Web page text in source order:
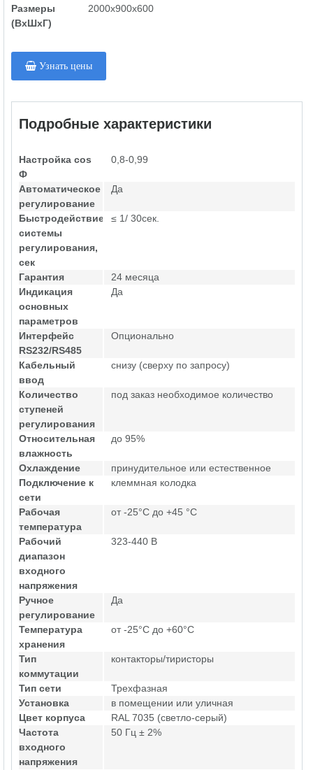
Размеры
(ВхШхГ)
2000х900х600
Узнать цены
Подробные характеристики
Настройка cos
Ф
0,8-0,99
Автоматическое
регулирование
Да
Быстродействие
системы
регулирования,
сек
≤ 1/ 30сек.
Гарантия
24 месяца
Индикация
основных
параметров
Да
Интерфейс
RS232/RS485
Опционально
Кабельный
ввод
снизу (сверху по запросу)
Количество
ступеней
регулирования
под заказ необходимое количество
Относительная
влажность
до 95%
Охлаждение
принудительное или естественное
Подключение к
сети
клеммная колодка
Рабочая
температура
от -25°C до +45 °C
Рабочий
диапазон
входного
напряжения
323-440 В
Ручное
регулирование
Да
Температура
хранения
от -25°C до +60°C
Тип
коммутации
контакторы/тиристоры
Тип сети
Трехфазная
Установка
в помещении или уличная
Цвет корпуса
RAL 7035 (светло-серый)
Частота
входного
напряжения
50 Гц ± 2%